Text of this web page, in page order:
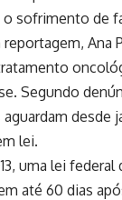
o sofrimento de
reportagem, Ana
Segundo
aguardam
lei.
uma lei
até 60 dias